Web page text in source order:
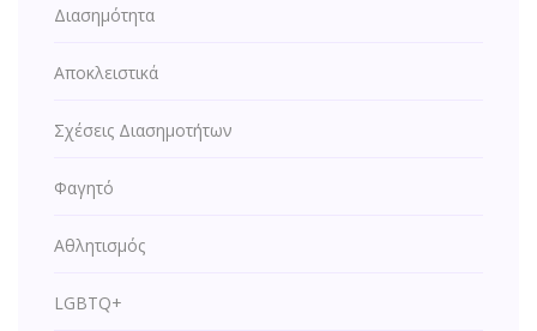
Διασημότητα
Αποκλειστικά
Σχέσεις Διασημοτήτων
Φαγητό
Αθλητισμός
LGBTQ+